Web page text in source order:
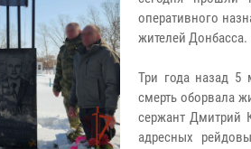
оперативного
жителей Донбасса.
Три года назад 5
смерть оборвала
сержант Дмитрий
адресных